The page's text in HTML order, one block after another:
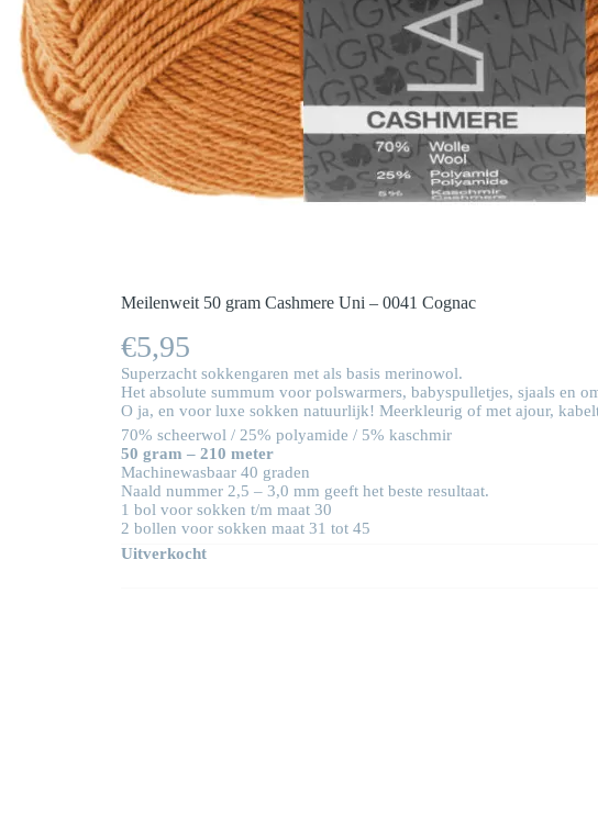
Meilenweit 50 gram Cashmere Uni – 0041 Cognac
€5,95
Superzacht sokkengaren met als basis merinowol.
Het absolute summum voor polswarmers, babyspulletjes, sjaals en
O ja, en voor luxe sokken natuurlijk! Meerkleurig of met ajour,
70% scheerwol / 25% polyamide / 5% kaschmir
50 gram – 210 meter
Machinewasbaar 40 graden
Naald nummer 2,5 – 3,0 mm geeft het beste resultaat.
1 bol voor sokken t/m maat 30
2 bollen voor sokken maat 31 tot 45
Uitverkocht